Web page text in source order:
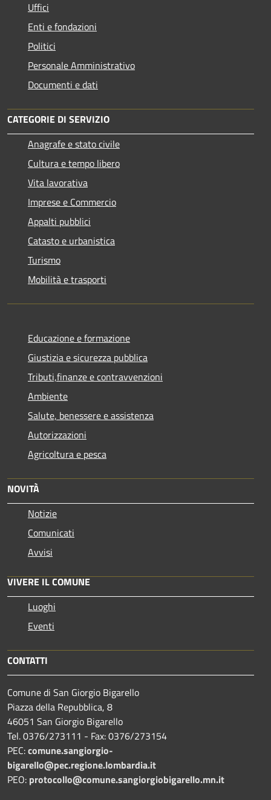
Uffici
Enti e fondazioni
Politici
Personale Amministrativo
Documenti e dati
CATEGORIE DI SERVIZIO
Anagrafe e stato civile
Cultura e tempo libero
Vita lavorativa
Imprese e Commercio
Appalti pubblici
Catasto e urbanistica
Turismo
Mobilità e trasporti
Educazione e formazione
Giustizia e sicurezza pubblica
Tributi,finanze e contravvenzioni
Ambiente
Salute, benessere e assistenza
Autorizzazioni
Agricoltura e pesca
NOVITÀ
Notizie
Comunicati
Avvisi
VIVERE IL COMUNE
Luoghi
Eventi
CONTATTI
Comune di San Giorgio Bigarello
Piazza della Repubblica, 8
46051 San Giorgio Bigarello
Tel. 0376/273111 - Fax: 0376/273154
PEC:comune.sangiorgio-
bigarello@pec.regione.lombardia.it
PEO: protocollo@comune.sangiorgiobigarello.mn.it